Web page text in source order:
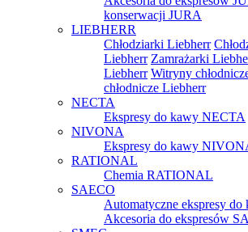
konserwacji JURA
LIEBHERR
Chłodziarki Liebherr
Liebherr Zamrażarki
Liebherr Witryny
chłodnicze Liebherr
NECTA
Ekspresy do kawy NECTA
NIVONA
Ekspresy do kawy
RATIONAL
Chemia RATIONAL
SAECO
Automatyczne ekspresy
Akcesoria do ekspresów